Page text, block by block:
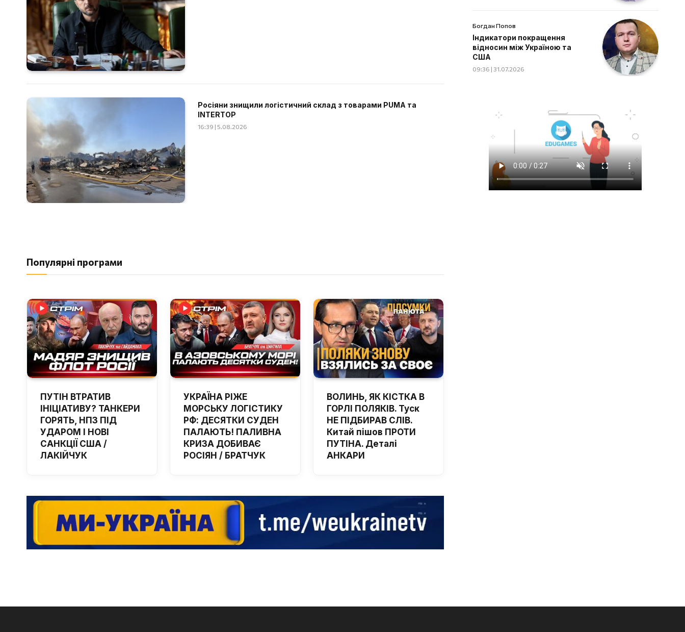
Росіяни знищили логістичний склад з товарами PUMA та
INTERTOP
16:39 | 5.08.2026
Популярні програми
ПУТІН ВТРАТИВ
ІНІЦІАТИВУ? ТАНКЕРИ
ГОРЯТЬ, НПЗ ПІД
УДАРОМ І НОВІ
САНКЦІЇ США /
ЛАКІЙЧУК
УКРАЇНА РІЖЕ
МОРСЬКУ ЛОГІСТИКУ
РФ: ДЕСЯТКИ СУДЕН
ПАЛАЮТЬ! ПАЛИВНА
КРИЗА ДОБИВАЄ
РОСІЯН / БРАТЧУК
ВОЛИНЬ, ЯК КІСТКА В
ГОРЛІ ПОЛЯКІВ. Туск
НЕ ПІДБИРАВ СЛІВ.
Китай пішов ПРОТИ
ПУТІНА. Деталі
АНКАРИ
Богдан Попов
Індикатори покращення
відносин між Україною та
США
09:36 | 31.07.2026